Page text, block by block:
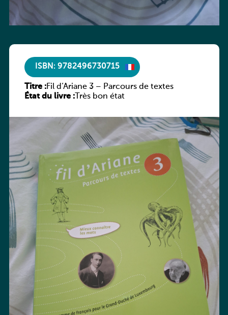
ISBN: 9782496730715
Titre :Fil d’Ariane 3 – Parcours de textes
État du livre :Très bon état